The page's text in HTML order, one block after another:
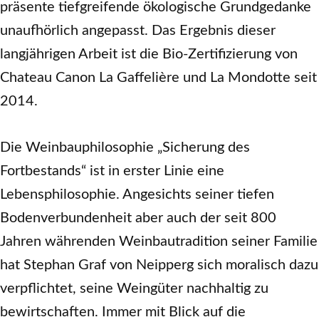
präsente tiefgreifende ökologische Grundgedanke
unaufhörlich angepasst. Das Ergebnis dieser
langjährigen Arbeit ist die Bio-Zertifizierung von
Chateau Canon La Gaffelière und La Mondotte seit
2014.
Die Weinbauphilosophie „Sicherung des
Fortbestands“ ist in erster Linie eine
Lebensphilosophie. Angesichts seiner tiefen
Bodenverbundenheit aber auch der seit 800
Jahren währenden Weinbautradition seiner Familie
hat Stephan Graf von Neipperg sich moralisch dazu
verpflichtet, seine Weingüter nachhaltig zu
bewirtschaften. Immer mit Blick auf die